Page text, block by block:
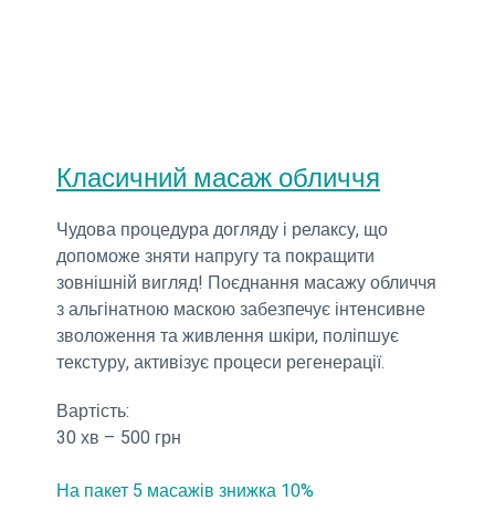
Класичний масаж обличчя
Чудова процедура догляду і релаксу, що
допоможе зняти напругу та покращити
зовнішній вигляд! Поєднання масажу обличчя
з альгінатною маскою забезпечує інтенсивне
зволоження та живлення шкіри, поліпшує
текстуру, активізує процеси регенерації.
Вартість:
30 хв – 500 грн
На пакет 5 масажів знижка 10%